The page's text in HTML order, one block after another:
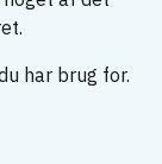
har brug for.